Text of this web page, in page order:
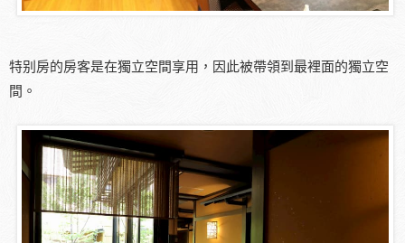
特别房的房客是在獨立空間享用，因此被帶領到最裡面的獨立空
間。